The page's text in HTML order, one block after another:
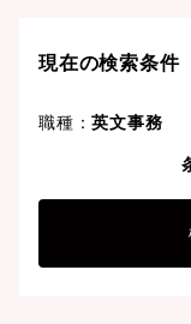
現在の検索条件
職種：英文事務
インドネ